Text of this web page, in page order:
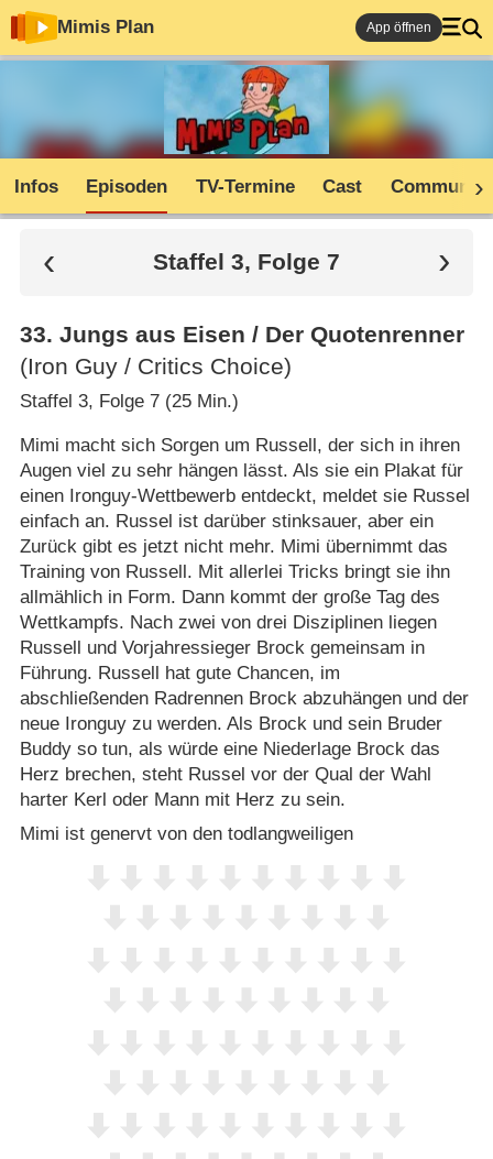
Mimis Plan App öffnen
Infos Episoden TV-Termine Cast Community
Staffel 3, Folge 7
33. Jungs aus Eisen /​ Der Quotenrenner
(Iron Guy /​ Critics Choice)
Staffel 3, Folge 7 (25 Min.)
Mimi macht sich Sorgen um Russell, der sich in ihren
Augen viel zu sehr hängen lässt. Als sie ein Plakat für
einen Ironguy-Wettbewerb entdeckt, meldet sie Russel
einfach an. Russel ist darüber stinksauer, aber ein
Zurück gibt es jetzt nicht mehr. Mimi übernimmt das
Training von Russell. Mit allerlei Tricks bringt sie ihn
allmählich in Form. Dann kommt der große Tag des
Wettkampfs. Nach zwei von drei Disziplinen liegen
Russell und Vorjahressieger Brock gemeinsam in
Führung. Russell hat gute Chancen, im
abschließenden Radrennen Brock abzuhängen und der
neue Ironguy zu werden. Als Brock und sein Bruder
Buddy so tun, als würde eine Niederlage Brock das
Herz brechen, steht Russel vor der Qual der Wahl
harter Kerl oder Mann mit Herz zu sein.
Mimi ist genervt von den todlangweiligen